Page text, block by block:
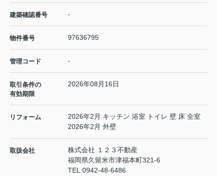
建築確認番号 -
物件番号 97636795
管理コード -
取引条件の
有効期限
2026年08月16日
リフォーム
2026年2月 キッチン 浴室 トイレ 壁 床 全室
2026年2月 外壁
取扱会社
株式会社 １２３不動産
福岡県久留米市津福本町321-6
TEL:0942-48-6486